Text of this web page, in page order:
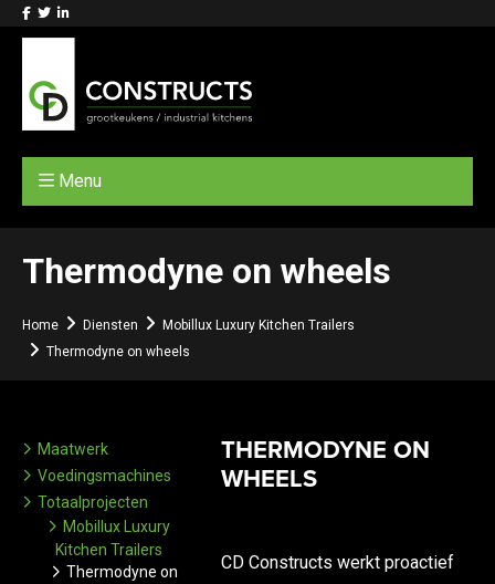
Menu
Thermodyne on wheels
Home Diensten
Mobillux Luxury Kitchen Trailers
Thermodyne on wheels
Maatwerk
Voedingsmachines
Totaalprojecten
Mobillux Luxury
Kitchen Trailers
Thermodyne on
THERMODYNE ON
WHEELS
CD Constructs werkt proactief